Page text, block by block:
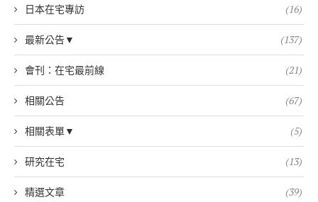
日本在宅專訪 (16)
最新公告▼ (137)
會刊：在宅最前線 (21)
相關公告 (67)
相關表單▼ (5)
研究在宅 (13)
精選文章 (39)